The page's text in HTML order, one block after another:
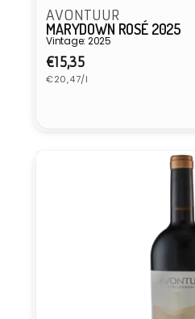
AVONTUUR
MARYDOWN ROSÉ 2025
Vintage: 2025
Normaler
Preis
€15,35
Grundpreis
€20,47/l